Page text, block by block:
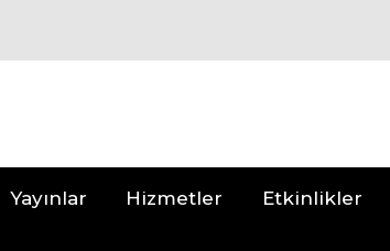
Yayınlar Hizmetler Etkinlikler